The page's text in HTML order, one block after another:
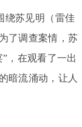
绕苏见明（雷佳
了调查案情，苏
，在观看了一出
暗流涌动，让人